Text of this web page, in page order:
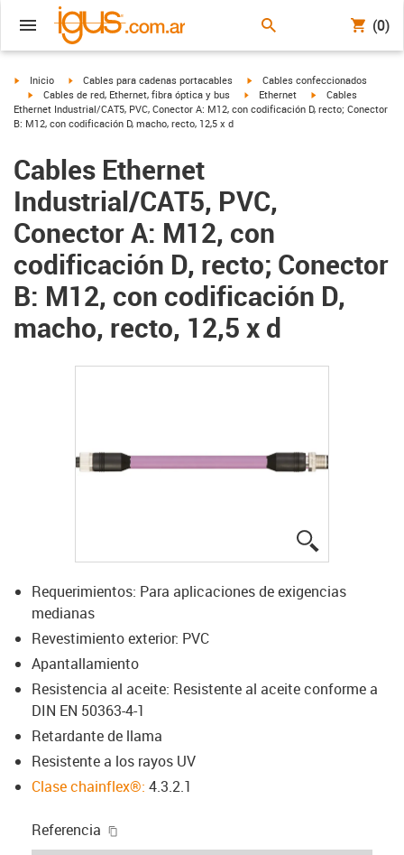
(0)
igus-icon-arrow-right
Inicio igus-icon-arrow-right
Cables para cadenas portacables igus-icon-arrow-right
Cables confeccionados
igus-icon-arrow-right
Cables de red, Ethernet, fibra óptica y bus igus-icon-arrow-right
Ethernet igus-icon-arrow-
Cables
Ethernet Industrial/CAT5, PVC, Conector A: M12, con codificación D, recto; Conector
B: M12, con codificación D, macho, recto, 12,5 x d
Cables Ethernet
Industrial/CAT5, PVC,
Conector A: M12, con
codificación D, recto; Conector
B: M12, con codificación D,
macho, recto, 12,5 x d
Requerimientos: Para aplicaciones de exigencias
medianas
Revestimiento exterior: PVC
Apantallamiento
Resistencia al aceite: Resistente al aceite conforme a
DIN EN 50363-4-1
Retardante de llama
Resistente a los rayos UV
Clase chainflex®: 4.3.2.1
Referencia